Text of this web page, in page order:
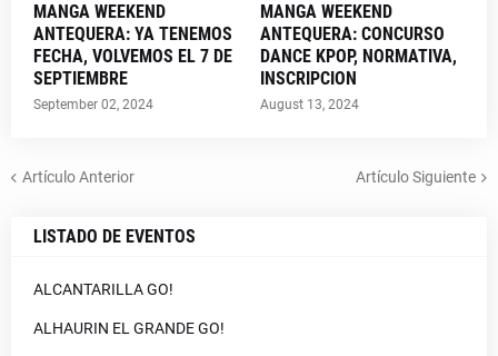
MANGA WEEKEND
ANTEQUERA: YA TENEMOS
FECHA, VOLVEMOS EL 7 DE
SEPTIEMBRE
September 02, 2024
MANGA WEEKEND
ANTEQUERA: CONCURSO
DANCE KPOP, NORMATIVA,
INSCRIPCION
August 13, 2024
Artículo Anterior Artículo Siguiente
LISTADO DE EVENTOS
ALCANTARILLA GO!
ALHAURIN EL GRANDE GO!